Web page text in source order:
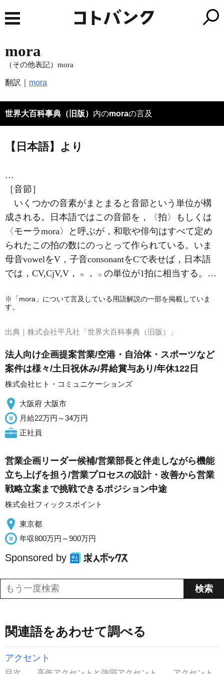
mora
（その他表記）mora
翻訳｜ mora
世界大百科事典（旧版） 内のmoraの言及
【日本語】より
…
［音節］
いくつかの音素がまとまると 音節 という単位が構
成される。日本語ではこの音節を，〈拍〉もしくは
〈モーラmora〉と呼ぶが，和歌や俳句はすべて定め
られたこの拍の数にのっとって作られている。いま
母音vowelをV，子音consonantをCで表せば，日本語
では，CV,CjV,V，
， の単位が1拍に相当する。…
※「mora」について言及している用語解説の一部を掲載していま
す。
出典｜ 株式会社平凡社「世界大百科事典（旧版）」
法人向け企画提案営業/空港・自治体・スポーツなど
案件は様々/土日祝休み/昇給賞与あり/年休122日
株式会社ヒト・コミュニケーションズ
大阪府 大阪市
月給22万円～34万円
正社員
営業企画リーダー候補/営業部長と伴走しながら機能
立ち上げを担う/営業プロセスの設計・改善から営業
戦略立案まで挑戦できるポジション中途
株式会社フィックスポイント
東京都
年収800万円～900万円
Sponsored by
関連語をあわせて調べる
アクセント